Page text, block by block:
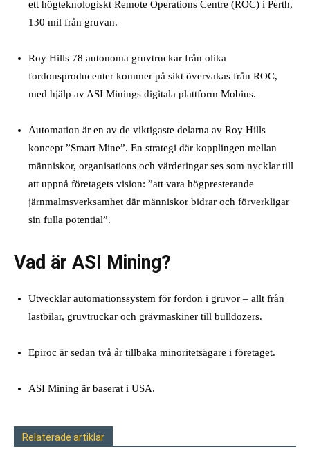
ett högteknologiskt Remote Operations Centre (ROC) i Perth,
130 mil från gruvan.
Roy Hills 78 autonoma gruvtruckar från olika
fordonsproducenter kommer på sikt övervakas från ROC,
med hjälp av ASI Minings digitala plattform Mobius.
Automation är en av de viktigaste delarna av Roy Hills
koncept ”Smart Mine”. En strategi där kopplingen mellan
människor, organisations och värderingar ses som nycklar till
att uppnå företagets vision: ”att vara högpresterande
järnmalmsverksamhet där människor bidrar och förverkligar
sin fulla potential”.
Vad är ASI Mining?
Utvecklar automationssystem för fordon i gruvor – allt från
lastbilar, gruvtruckar och grävmaskiner till bulldozers.
Epiroc är sedan två år tillbaka minoritetsägare i företaget.
ASI Mining är baserat i USA.
Relaterade artiklar